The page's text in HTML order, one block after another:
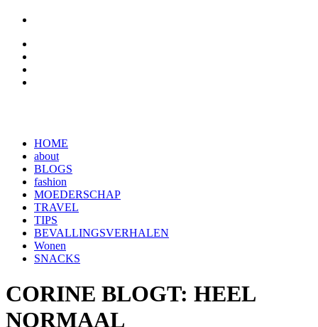
HOME
about
BLOGS
fashion
MOEDERSCHAP
TRAVEL
TIPS
BEVALLINGSVERHALEN
Wonen
SNACKS
CORINE BLOGT: HEEL
NORMAAL